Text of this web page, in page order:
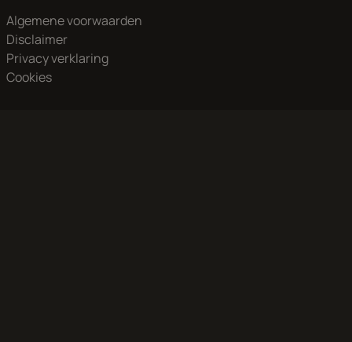
Algemene voorwaarden
Disclaimer
Privacy verklaring
Cookies